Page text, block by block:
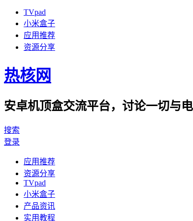
TVpad
小米盒子
应用推荐
资源分享
热核网
安卓机顶盒交流平台，讨论一切与
搜索
登录
应用推荐
资源分享
TVpad
小米盒子
产品资讯
实用教程